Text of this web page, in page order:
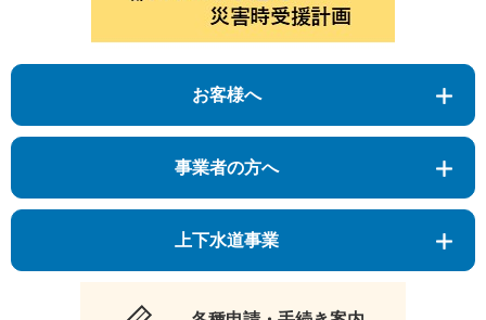
お客様へ
事業者の方へ
上下水道事業